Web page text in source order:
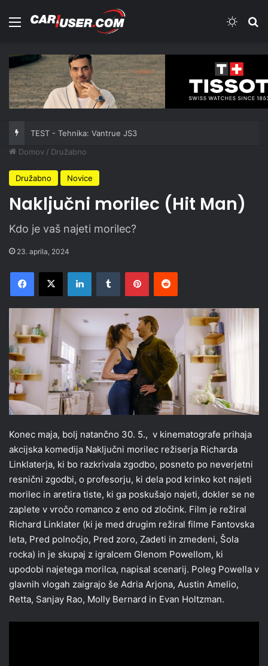
Meni
TEST - Tehnika: Vantrue JS3
Domov / Družabno
Družabno Novice
Naključni morilec (Hit Man)
Kdo je vaš najeti morilec?
23. aprila, 2024
Facebook
X LinkedInTumblr PinterestReddit
Konec maja, bolj natančno 30. 5., v kinematografe prihaja
akcijska komedija Naključni morilec režiserja Richarda
Linklaterja, ki bo razkrivala zgodbo, posneto po neverjetni
resnični zgodbi, o profesorju, ki dela pod krinko kot najeti
morilec in aretira tiste, ki ga poskušajo najeti, dokler se ne
zaplete v vročo romanco z eno od zločink. Film je režiral
Richard Linklater (ki je med drugim režiral filme Fantovska
leta, Pred polnočjo, Pred zoro, Zadeti in zmedeni, Šola
rocka) in je skupaj z igralcem Glenom Powellom, ki
upodobi najetega morilca, napisal scenarij. Poleg Powella v
glavnih vlogah zaigrajo še Adria Arjona, Austin Amelio,
Retta, Sanjay Rao, Molly Bernard in Evan Holtzman.